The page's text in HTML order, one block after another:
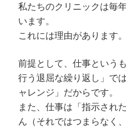
私たちのクリニックは毎
います。
これには理由があります。
前提として、仕事という
行う退屈な繰り返し」で
ャレンジ」だからです。
また、仕事は「指示され
ん（それではつまらなく